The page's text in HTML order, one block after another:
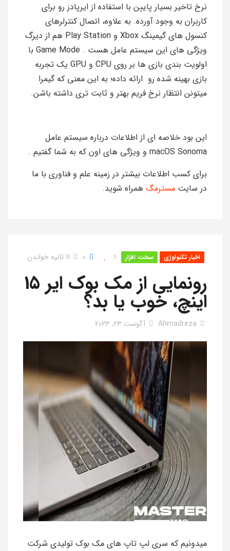
نرخ تاخیر بسیار پایین با استفاده از ایرپادز رو برای
کاربران به وجود آورده. به علاوه، اتصال کنترلرهای
کنسول های گیمینگ Xbox و Play Station هم از دیرگ
ویژگی های این سیستم عامل هست . Game Mode با
اولویت ‌بندی بازی‌ ها بر روی CPU و GPU یک تجربه
بازی بهینه‌ شده رو ارائه داده؛ به این معنی که گیمرا
میتونن انتظار نرخ فریم بهتر و ثابت ‌تری داشته باشن.
این بود خلاصه ای از اطلاعات درباره سیستم عامل
macOS Sonoma و ویژگی های اون که به شما گفتیم .
برای کسب اطلاعات بیشتر در زمینه علم و فناوری با ما
در سایت مسترمگ همراه شوید.
اخبار تکنولوژی سخت افزار 1
0 11 ثانیه خواندن
رونمایی از مک بوک ایر 15
اینچ، خوب یا بد؟
Ahmadreza آگوست 23, 2023
میدونیم که سری لپ تاپ های مک بوک تولیدی شرکت